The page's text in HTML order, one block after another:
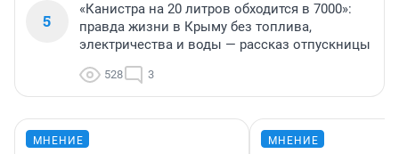
5
«Канистра на 20 литров обходится в 7000»:
правда жизни в Крыму без топлива,
электричества и воды — рассказ отпускницы
528 3
МНЕНИЕ МНЕНИЕ